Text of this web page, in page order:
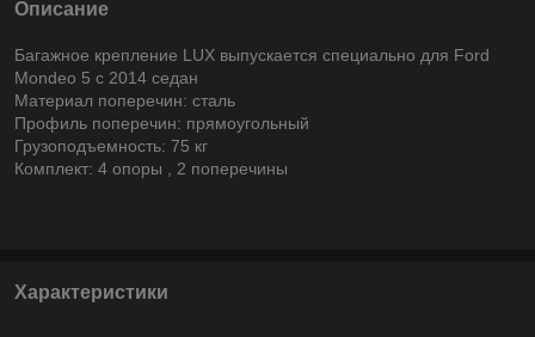
Описание
Багажное крепление LUX выпускается специально для Ford
Mondeo 5 с 2014 седан
Материал поперечин: сталь
Профиль поперечин: прямоугольный
Грузоподъемность: 75 кг
Комплект: 4 опоры , 2 поперечины
Характеристики